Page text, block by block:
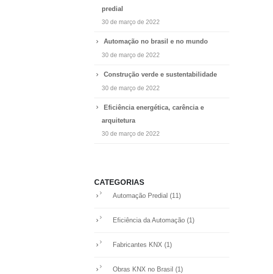
predial
30 de março de 2022
Automação no brasil e no mundo
30 de março de 2022
Construção verde e sustentabilidade
30 de março de 2022
Eficiência energética, carência e
arquitetura
30 de março de 2022
CATEGORIAS
Automação Predial (11)
Eficiência da Automação (1)
Fabricantes KNX (1)
Obras KNX no Brasil (1)